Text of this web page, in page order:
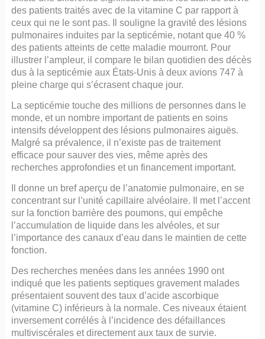
des patients traités avec de la vitamine C par rapport à
ceux qui ne le sont pas. Il souligne la gravité des lésions
pulmonaires induites par la septicémie, notant que 40 %
des patients atteints de cette maladie mourront. Pour
illustrer l’ampleur, il compare le bilan quotidien des décès
dus à la septicémie aux États-Unis à deux avions 747 à
pleine charge qui s’écrasent chaque jour.
La septicémie touche des millions de personnes dans le
monde, et un nombre important de patients en soins
intensifs développent des lésions pulmonaires aiguës.
Malgré sa prévalence, il n’existe pas de traitement
efficace pour sauver des vies, même après des
recherches approfondies et un financement important.
Il donne un bref aperçu de l’anatomie pulmonaire, en se
concentrant sur l’unité capillaire alvéolaire. Il met l’accent
sur la fonction barrière des poumons, qui empêche
l’accumulation de liquide dans les alvéoles, et sur
l’importance des canaux d’eau dans le maintien de cette
fonction.
Des recherches menées dans les années 1990 ont
indiqué que les patients septiques gravement malades
présentaient souvent des taux d’acide ascorbique
(vitamine C) inférieurs à la normale. Ces niveaux étaient
inversement corrélés à l’incidence des défaillances
multiviscérales et directement aux taux de survie.